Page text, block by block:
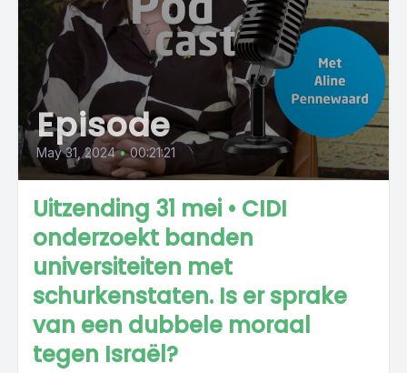
Episode
May 31, 2024 • 00:21:21
Uitzending 31 mei • CIDI
onderzoekt banden
universiteiten met
schurkenstaten. Is er sprake
van een dubbele moraal
tegen Israël?